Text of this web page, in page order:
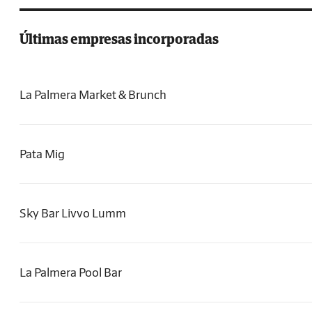
Últimas empresas incorporadas
La Palmera Market & Brunch
Pata Mig
Sky Bar Livvo Lumm
La Palmera Pool Bar